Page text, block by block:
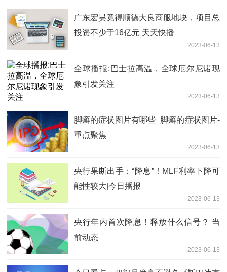
广东宏昊竟得顺德大良商服地块，项目总
投资不少于16亿元 天天快播
2023-06-13
全球播报:巴士拉高温，全球厄尔尼诺现
象引发关注
2023-06-13
脚癣的症状图片有哪些_脚癣的症状图片-
重点聚焦
2023-06-13
央行果断出手：“降息”！MLF利率下降可
能性较大|今日播报
2023-06-13
央行年内首次降息！释放什么信号？ 当
前动态
2023-06-13